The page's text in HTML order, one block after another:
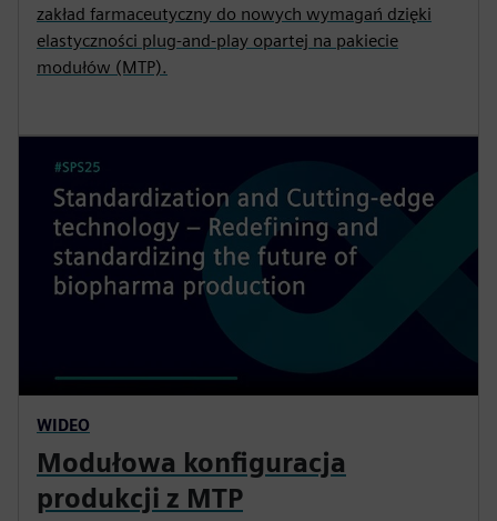
zakład farmaceutyczny do nowych wymagań dzięki
elastyczności plug-and-play opartej na pakiecie
modułów (MTP).
WIDEO
Modułowa konfiguracja
produkcji z MTP